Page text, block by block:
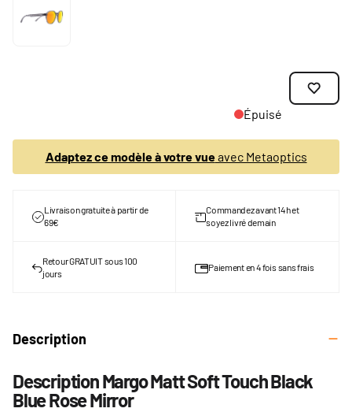
Épuisé
Adaptez ce modèle à votre vueavec Metaoptics
Livraison gratuite à partir de
69€
Commandez avant 14h et
soyez livré demain
Retour GRATUIT sous 100
jours
Paiement en 4 fois sans frais
Description
Description Margo Matt Soft Touch Black
Blue Rose Mirror